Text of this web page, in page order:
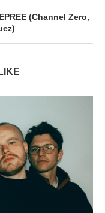
(Channel Zero,